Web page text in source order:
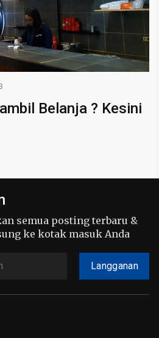
Belanja ? Kesini
semua posting terbaru &
ke kotak masuk Anda
Langganan